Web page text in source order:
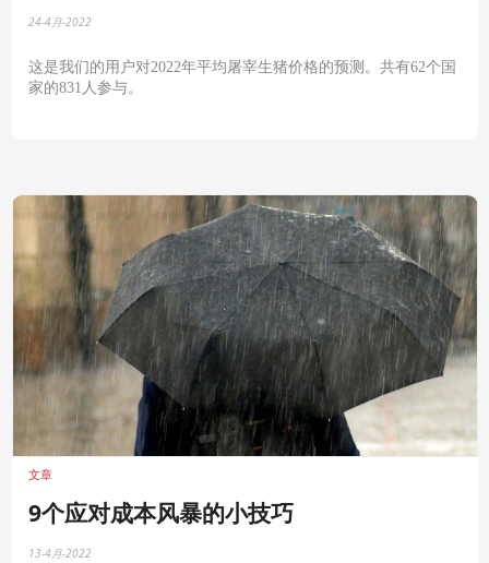
24-4月-2022
这是我们的用户对2022年平均屠宰生猪价格的预测。共有62个国
家的831人参与。
文章
9个应对成本风暴的小技巧
13-4月-2022